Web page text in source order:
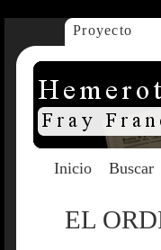
Proyecto
Inicio Buscar
EL